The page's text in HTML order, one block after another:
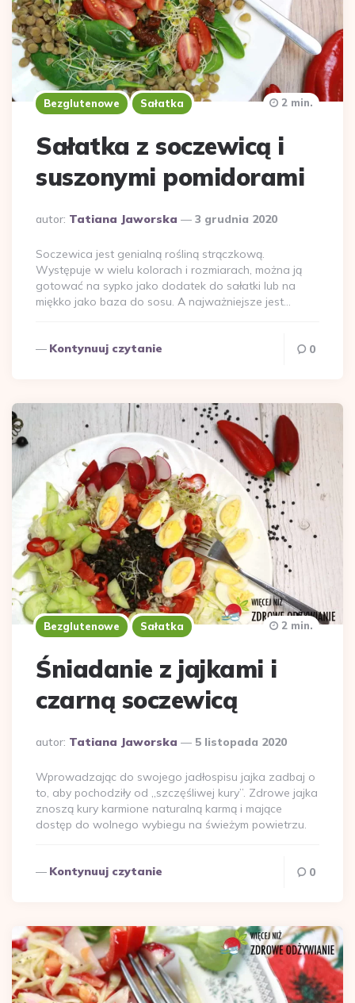
Bezglutenowe Sałatka
Sałatka z soczewicą i
suszonymi pomidorami
Dodane
autor: Tatiana Jaworska 3 grudnia 2020
2 min.
Soczewica jest genialną rośliną strączkową.
Występuje w wielu kolorach i rozmiarach, można ją
gotować na sypko jako dodatek do sałatki lub na
miękko jako baza do sosu. A najważniejsze jest…
Kontynuuj czytanie 0
Bezglutenowe Sałatka
Śniadanie z jajkami i
czarną soczewicą
Dodane
autor: Tatiana Jaworska 5 listopada 2020
2 min.
Wprowadzając do swojego jadłospisu jajka zadbaj o
to, aby pochodziły od „szczęśliwej kury”. Zdrowe jajka
znoszą kury karmione naturalną karmą i mające
dostęp do wolnego wybiegu na świeżym powietrzu.
Kontynuuj czytanie 0